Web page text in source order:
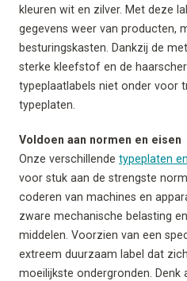
kleuren wit en zilver. Met deze
gegevens weer van producten,
besturingskasten. Dankzij de
sterke kleefstof en de
typeplaatlabels niet onder voor
typeplaten.
Voldoen aan normen en eisen
Onze verschillende typeplaten
voor stuk aan de strengste
coderen van machines en
zware mechanische belasting
middelen. Voorzien van een
extreem duurzaam label dat
moeilijkste ondergronden. Denk